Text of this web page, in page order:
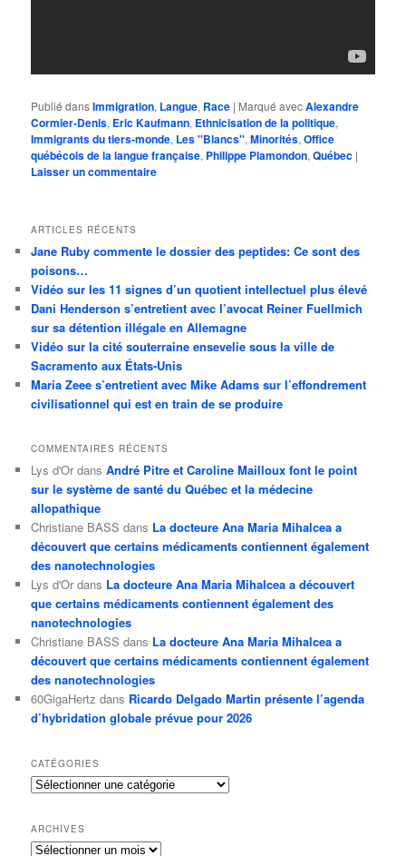
Publié dansImmigration, Langue, Race | Marqué avecAlexandre
Cormier-Denis, Eric Kaufmann, Ethnicisation de la politique,
Immigrants du tiers-monde, Les ''Blancs'',Minorités,Office
québécois de la langue française, Philippe Plamondon,Québec |
Laisser un commentaire
ARTICLES RÉCENTS
Jane Ruby commente le dossier des peptides: Ce sont des
poisons…
Vidéo sur les 11 signes d’un quotient intellectuel plus élevé
Dani Henderson s’entretient avec l’avocat Reiner Fuellmich
sur sa détention illégale en Allemagne
Vidéo sur la cité souterraine ensevelie sous la ville de
Sacramento aux États-Unis
Maria Zeee s’entretient avec Mike Adams sur l’effondrement
civilisationnel qui est en train de se produire
COMMENTAIRES RÉCENTS
Lys d'Or dansAndré Pitre et Caroline Mailloux font le point
sur le système de santé du Québec et la médecine
allopathique
Christiane BASS dans La docteure Ana Maria Mihalcea a
découvert que certains médicaments contiennent également
des nanotechnologies
Lys d'Or dans La docteure Ana Maria Mihalcea a découvert
que certains médicaments contiennent également des
nanotechnologies
Christiane BASS dans La docteure Ana Maria Mihalcea a
découvert que certains médicaments contiennent également
des nanotechnologies
60GigaHertz dans Ricardo Delgado Martin présente l’agenda
d’hybridation globale prévue pour 2026
CATÉGORIES
Catégories
ARCHIVES
Archives